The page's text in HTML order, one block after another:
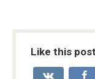
Like this